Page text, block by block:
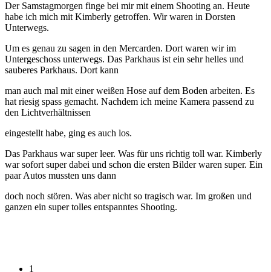
Der Samstagmorgen finge bei mir mit einem Shooting an. Heute
habe ich mich mit Kimberly getroffen. Wir waren in Dorsten
Unterwegs.
Um es genau zu sagen in den Mercarden. Dort waren wir im
Untergeschoss unterwegs. Das Parkhaus ist ein sehr helles und
sauberes Parkhaus. Dort kann
man auch mal mit einer weißen Hose auf dem Boden arbeiten. Es
hat riesig spass gemacht. Nachdem ich meine Kamera passend zu
den Lichtverhältnissen
eingestellt habe, ging es auch los.
Das Parkhaus war super leer. Was für uns richtig toll war. Kimberly
war sofort super dabei und schon die ersten Bilder waren super. Ein
paar Autos mussten uns dann
doch noch stören. Was aber nicht so tragisch war. Im großen und
ganzen ein super tolles entspanntes Shooting.
1